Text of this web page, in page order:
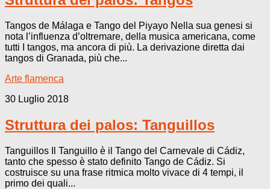
Tangos de Málaga e Tango del Piyayo Nella sua genesi si
nota l’influenza d’oltremare, della musica americana, come
tutti I tangos, ma ancora di più. La derivazione diretta dai
tangos di Granada, più che...
Arte flamenca
30 Luglio 2018
Struttura dei palos: Tanguillos
Tanguillos Il Tanguillo è il Tango del Carnevale di Cádiz,
tanto che spesso è stato definito Tango de Cádiz. Si
costruisce su una frase ritmica molto vivace di 4 tempi, il
primo dei quali...